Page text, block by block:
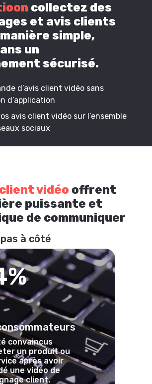
collectez des
et avis clients
simple,
un
sécurisé.
d’avis client vidéo sans
d’application
avis client vidéo sur l’ensemble
sociaux
vidéo offrent
puissante et
de communiquer
à côté
convaincus
un produit ou
après avoir
une vidéo de
client.